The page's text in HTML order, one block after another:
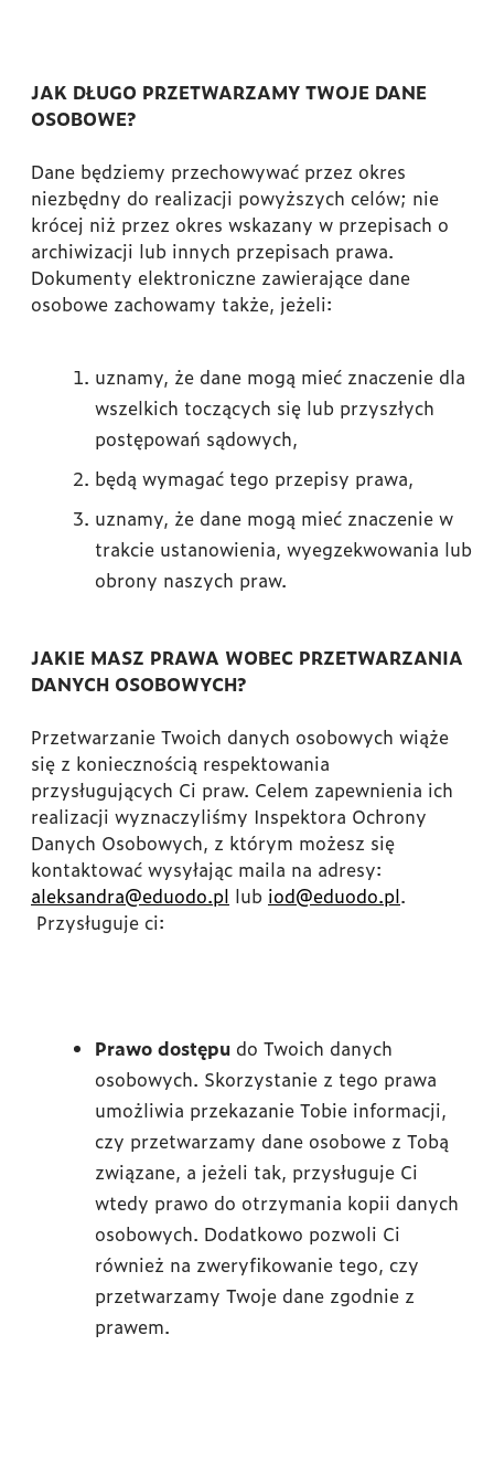
JAK DŁUGO PRZETWARZAMY TWOJE DANE
OSOBOWE?
Dane będziemy przechowywać przez okres
niezbędny do realizacji powyższych celów; nie
krócej niż przez okres wskazany w przepisach o
archiwizacji lub innych przepisach prawa.
Dokumenty elektroniczne zawierające dane
osobowe zachowamy także, jeżeli:
uznamy, że dane mogą mieć znaczenie dla
wszelkich toczących się lub przyszłych
postępowań sądowych,
będą wymagać tego przepisy prawa,
uznamy, że dane mogą mieć znaczenie w
trakcie ustanowienia, wyegzekwowania lub
obrony naszych praw.
JAKIE MASZ PRAWA WOBEC PRZETWARZANIA
DANYCH OSOBOWYCH?
Przetwarzanie Twoich danych osobowych wiąże
się z koniecznością respektowania
przysługujących Ci praw. Celem zapewnienia ich
realizacji wyznaczyliśmy Inspektora Ochrony
Danych Osobowych, z którym możesz się
kontaktować wysyłając maila na adresy:
aleksandra@eduodo.pl lub iod@eduodo.pl.
Przysługuje ci:
Prawo dostępu do Twoich danych
osobowych. Skorzystanie z tego prawa
umożliwia przekazanie Tobie informacji,
czy przetwarzamy dane osobowe z Tobą
związane, a jeżeli tak, przysługuje Ci
wtedy prawo do otrzymania kopii danych
osobowych. Dodatkowo pozwoli Ci
również na zweryfikowanie tego, czy
przetwarzamy Twoje dane zgodnie z
prawem.